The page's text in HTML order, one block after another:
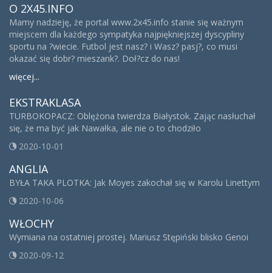
O 2X45.INFO
Mamy nadzieję, że portal www.2x45.info stanie się ważnym
miejscem dla każdego sympatyka najpiękniejszej dyscypliny
sportu na ?wiecie. Futbol jest nasz? i Wasz? pasj?, co musi
okazać się dobr? mieszank?. Doł?cz do nas!
więcej...
EKSTRAKLASA
TURBOKOPACZ: Oblężona twierdza Białystok. Zając nasłuchał
się, że ma być jak Nawałka, ale nie o to chodziło
2020-10-01
ANGLIA
BYŁA TAKA PLOTKA: Jak Moyes zakochał się w Karolu Linettym
2020-10-06
WŁOCHY
Wymiana na ostatniej prostej. Mariusz Stępiński blisko Genoi
2020-09-12